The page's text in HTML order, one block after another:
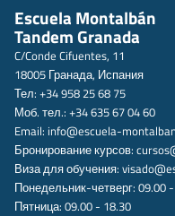
Escuela Montalbán
Tandem Granada
C/Conde Cifuentes, 11
18005 Гранада, Испания
Тел: +34 958 25 68 75
Моб. тел.: +34 635 67 04 60
Email: info@escuela-
Бронирование курсов:
Виза для обучения:
Понедельник-четверг: 09.00
Пятница: 09.00 - 18.30